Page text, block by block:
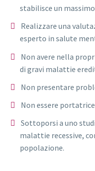
stabilisce un
Realizzare una
esperto in salute
Non avere nella
di gravi malattie
Non presentare
Non essere
Sottoporsi a uno
malattie recessive,
popolazione.